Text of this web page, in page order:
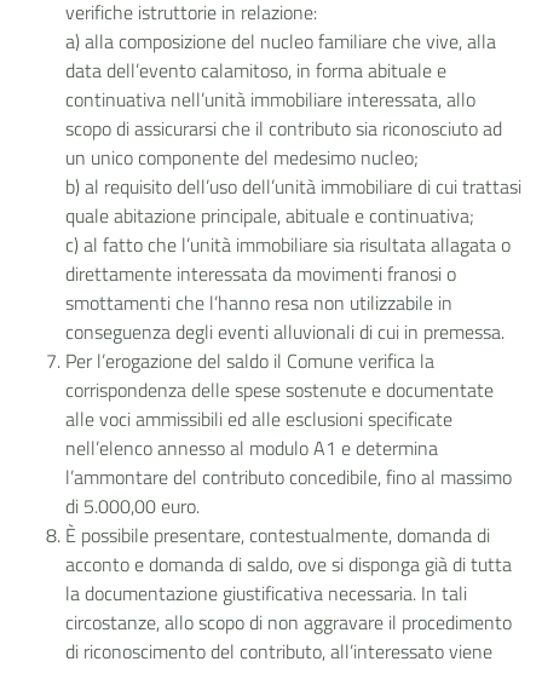
verifiche istruttorie in relazione:
a) alla composizione del nucleo familiare che vive, alla
data dell’evento calamitoso, in forma abituale e
continuativa nell’unità immobiliare interessata, allo
scopo di assicurarsi che il contributo sia riconosciuto ad
un unico componente del medesimo nucleo;
b) al requisito dell’uso dell’unità immobiliare di cui trattasi
quale abitazione principale, abituale e continuativa;
c) al fatto che l’unità immobiliare sia risultata allagata o
direttamente interessata da movimenti franosi o
smottamenti che l’hanno resa non utilizzabile in
conseguenza degli eventi alluvionali di cui in premessa.
Per l’erogazione del saldo il Comune verifica la
corrispondenza delle spese sostenute e documentate
alle voci ammissibili ed alle esclusioni specificate
nell’elenco annesso al modulo A1 e determina
l’ammontare del contributo concedibile, fino al massimo
di 5.000,00 euro.
È possibile presentare, contestualmente, domanda di
acconto e domanda di saldo, ove si disponga già di tutta
la documentazione giustificativa necessaria. In tali
circostanze, allo scopo di non aggravare il procedimento
di riconoscimento del contributo, all’interessato viene